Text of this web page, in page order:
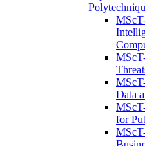
Data
for